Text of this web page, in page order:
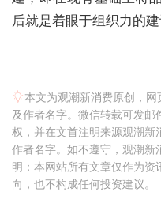
后就是着眼于组织力的建
本文为观潮新消费原创，
及作者名字。微信转载可发
权，并在文首注明来源观潮
作者名字。如不遵守，观潮新
明：本网站所有文章仅作为资
向，也不构成任何投资建议。